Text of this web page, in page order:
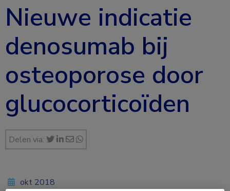
Nieuwe indicatie
denosumab bij
osteoporose door
glucocorticoïden
Delen via:
okt 2018